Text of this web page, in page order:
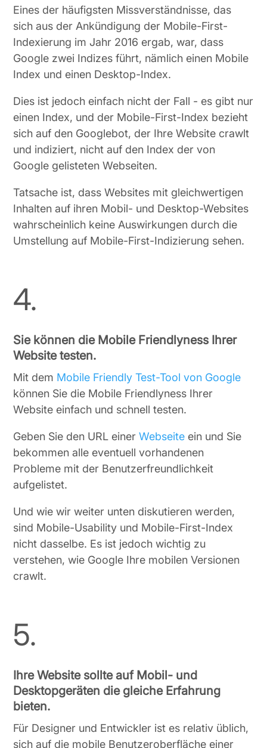
Eines der häufigsten Missverständnisse, das
sich aus der Ankündigung der Mobile-First-
Indexierung im Jahr 2016 ergab, war, dass
Google zwei Indizes führt, nämlich einen Mobile
Index und einen Desktop-Index.
Dies ist jedoch einfach nicht der Fall - es gibt nur
einen Index, und der Mobile-First-Index bezieht
sich auf den Googlebot, der Ihre Website crawlt
und indiziert, nicht auf den Index der von
Google gelisteten Webseiten.
Tatsache ist, dass Websites mit gleichwertigen
Inhalten auf ihren Mobil- und Desktop-Websites
wahrscheinlich keine Auswirkungen durch die
Umstellung auf Mobile-First-Indizierung sehen.
4.
Sie können die Mobile Friendlyness Ihrer
Website testen.
Mit dem Mobile Friendly Test-Tool von Google
können Sie die Mobile Friendlyness Ihrer
Website einfach und schnell testen.
Geben Sie den URL einerWebseite ein und Sie
bekommen alle eventuell vorhandenen
Probleme mit der Benutzerfreundlichkeit
aufgelistet.
Und wie wir weiter unten diskutieren werden,
sind Mobile-Usability und Mobile-First-Index
nicht dasselbe. Es ist jedoch wichtig zu
verstehen, wie Google Ihre mobilen Versionen
crawlt.
5.
Ihre Website sollte auf Mobil- und
Desktopgeräten die gleiche Erfahrung
bieten.
Für Designer und Entwickler ist es relativ üblich,
sich auf die mobile Benutzeroberfläche einer